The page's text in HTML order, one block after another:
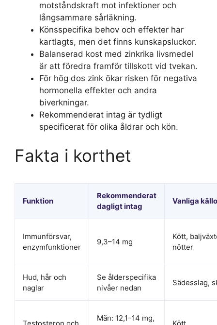
motståndskraft mot infektioner och
långsammare sårläkning.
Könsspecifika behov och effekter har
kartlagts, men det finns kunskapsluckor.
Balanserad kost med zinkrika livsmedel
är att föredra framför tillskott vid tvekan.
För hög dos zink ökar risken för negativa
hormonella effekter och andra
biverkningar.
Rekommenderat intag är tydligt
specificerat för olika åldrar och kön.
Fakta i korthet
Funktion
Rekommenderat
dagligt intag
Vanliga
Immunförsvar,
enzymfunktioner
9,3–14 mg
Kött,
nötter
Hud, hår och
naglar
Se ålderspecifika
nivåer nedan
Sädesslag,
Män: 12,1–14 mg,